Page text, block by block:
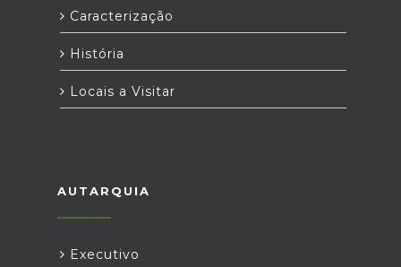
Caracterização
História
Locais a Visitar
AUTARQUIA
Executivo